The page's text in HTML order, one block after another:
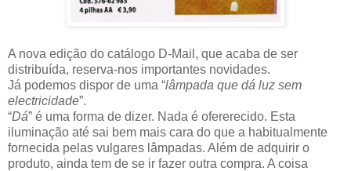
A nova edição do catálogo D-Mail, que acaba de ser
distribuída, reserva-nos importantes novidades.
Já podemos dispor de uma “lâmpada que dá luz sem
electricidade”.
“Dá” é uma forma de dizer. Nada é ofererecido. Esta
iluminação até sai bem mais cara do que a habitualmente
fornecida pelas vulgares lâmpadas. Além de adquirir o
produto, ainda tem de se ir fazer outra compra. A coisa